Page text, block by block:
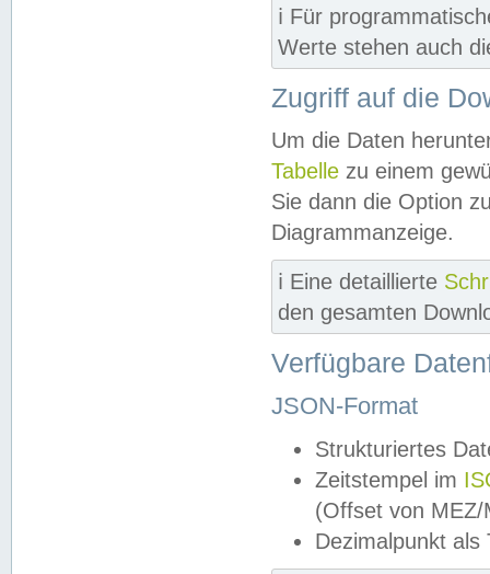
ℹ️ Für
Werte stehen auch
Zugriff auf die
Um die Daten
Tabelle zu einem
Sie dann die Option
Diagrammanzeige.
ℹ️ Eine detaillierte
den gesamten
Verfügbare
JSON-Format
Strukturiertes
Zeitstempel im
(Offset von MEZ/
Dezimalpunkt als